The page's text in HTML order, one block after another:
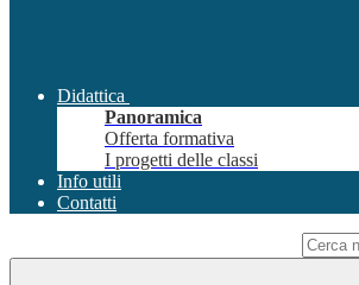
Didattica
Panoramica
Offerta formativa
I progetti delle classi
Info utili
Contatti